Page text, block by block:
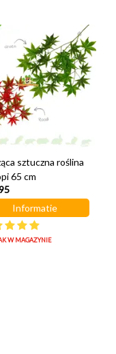
sztuczna roślina
65 cm
Informatie
W MAGAZYNIE